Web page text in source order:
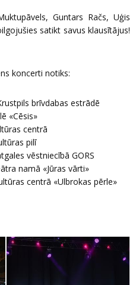
Guntars Račs, Uģis
satikt savus klausītājus!
koncerti notiks:
brīvdabas estrādē
«Cēsis»
centrā
pilī
vēstniecībā GORS
namā «Jūras vārti»
centrā «Ulbrokas pērle»